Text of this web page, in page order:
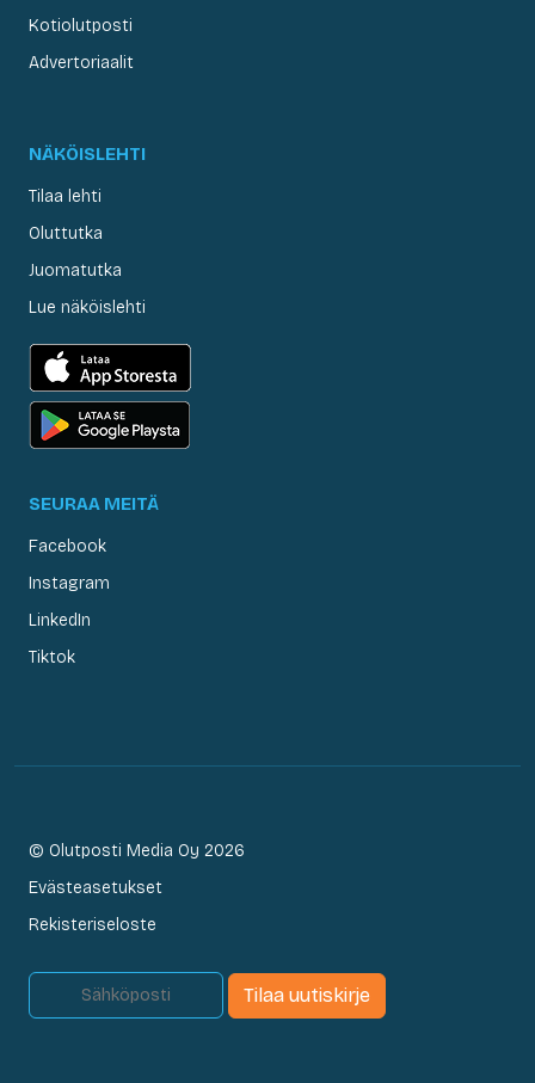
Kotiolutposti
Advertoriaalit
NÄKÖISLEHTI
Tilaa lehti
Oluttutka
Juomatutka
Lue näköislehti
SEURAA MEITÄ
Facebook
Instagram
LinkedIn
Tiktok
© Olutposti Media Oy 2026
Evästeasetukset
Rekisteriseloste
Tilaa uutiskirje